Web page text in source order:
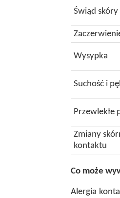
Świąd skóry
Wysypka
Suchość i
Przewlekłe
Zmiany
kontaktu
Co może
Alergia